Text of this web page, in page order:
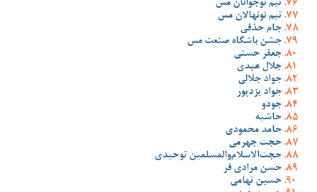
تیم نوجوانان مس
تیم نونهالان مس
جام حذفی
جشن باشگاه صنعت مس
جعفر حسنی
جلال عبدی
جواد جلالی
جواد یزدپور
جودو
حاشیه
حامد محمودی
حجت جهرمی
حجت‌الاسلام‌والمسلمین توحیدی
حسن مرادی فر
حسین تهامی